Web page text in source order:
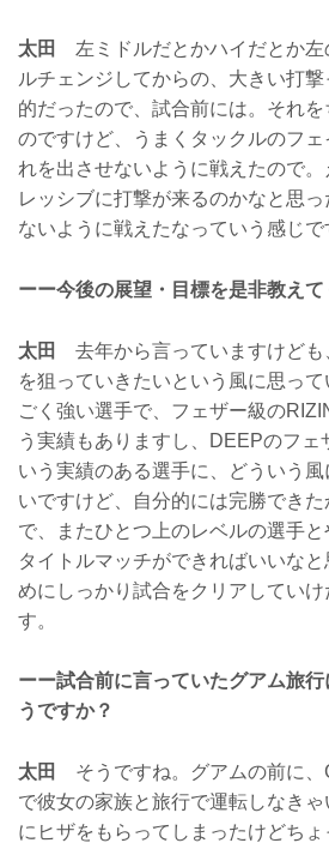
太田
左ミドルだとかハイだとか左
ルチェンジしてからの、大きい打
的だったので、試合前には。それ
のですけど、うまくタックルのフ
れを出させないように戦えたので
レッシブに打撃が来るのかなと思
ないように戦えたなっていう感じで
ーー今後の展望・目標を是非教えて
太田
去年から言っていますけども
を狙っていきたいという風に思っ
ごく強い選手で、フェザー級の
う実績もありますし、DEEPのフェ
いう実績のある選手に、どういう
いですけど、自分的には完勝でき
で、またひとつ上のレベルの選手
タイトルマッチができればいいな
めにしっかり試合をクリアしていけ
す。
ーー試合前に言っていたグアム旅
うですか？
太田
そうですね。グアムの前に、
で彼女の家族と旅行で運転しなき
にヒザをもらってしまったけどち